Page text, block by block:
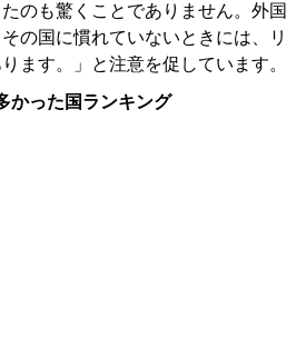
のも驚くことでありません。外国
の国に慣れていないときには、リ
ます。」と注意を促しています。
かった国ランキング